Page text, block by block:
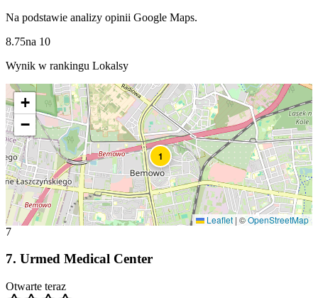
Na podstawie analizy opinii Google Maps.
8.75na 10
Wynik w rankingu Lokalsy
1
+
−
Leaflet | ©OpenStreetMap
7
7. Urmed Medical Center
Otwarte teraz